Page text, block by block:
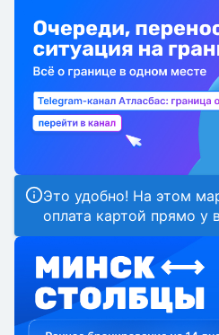
Это удобно! На этом
оплата картой прямо у